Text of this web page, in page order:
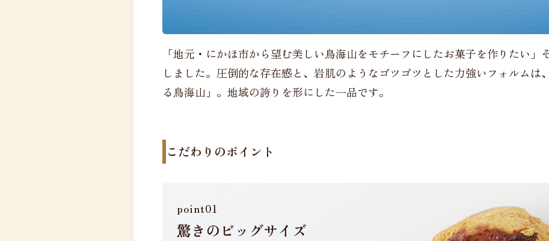
「地元・にかほ市から望む美しい鳥海山をモチーフにしたお菓子を作りたい」
しました。圧倒的な存在感と、岩肌のようなゴツゴツとした力強いフォルムは
る鳥海山」。地域の誇りを形にした一品です。
こだわりのポイント
point01
驚きのビッグサイズ